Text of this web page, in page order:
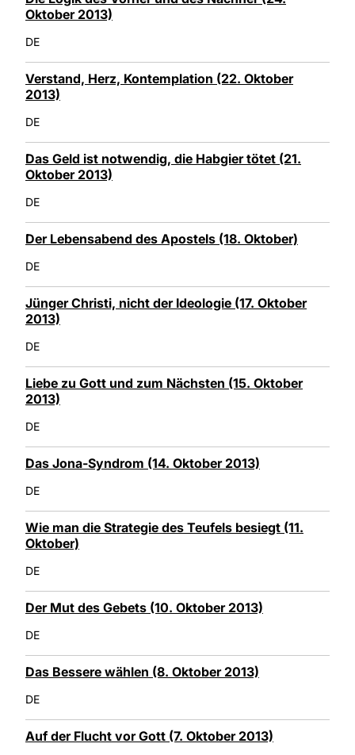
Oktober 2013)
DE
Verstand, Herz, Kontemplation (22. Oktober
2013)
DE
Das Geld ist notwendig, die Habgier tötet (21.
Oktober 2013)
DE
Der Lebensabend des Apostels (18. Oktober)
DE
Jünger Christi, nicht der Ideologie (17. Oktober
2013)
DE
Liebe zu Gott und zum Nächsten (15. Oktober
2013)
DE
Das Jona-Syndrom (14. Oktober 2013)
DE
Wie man die Strategie des Teufels besiegt (11.
Oktober)
DE
Der Mut des Gebets (10. Oktober 2013)
DE
Das Bessere wählen (8. Oktober 2013)
DE
Auf der Flucht vor Gott (7. Oktober 2013)